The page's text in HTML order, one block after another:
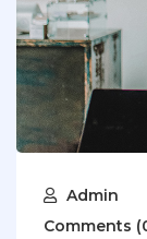
Admin
Comments